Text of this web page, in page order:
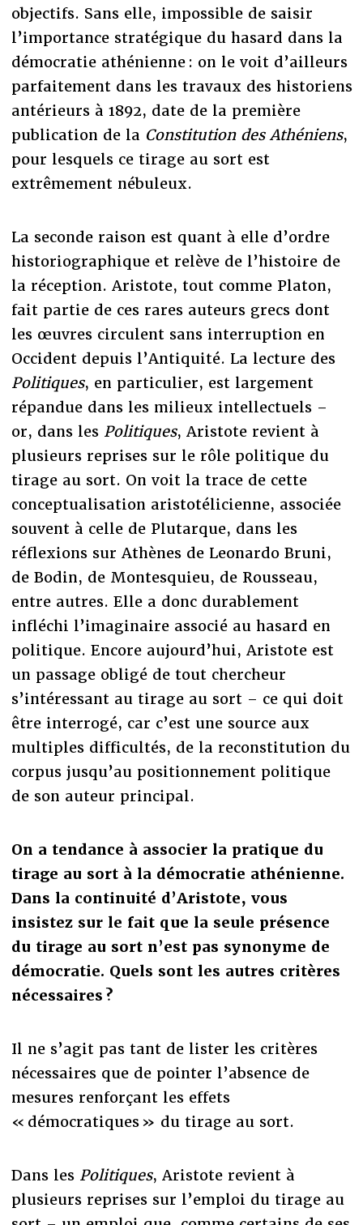
objectifs. Sans elle, impossible de saisir
l’importance stratégique du hasard dans la
démocratie athénienne : on le voit d’ailleurs
parfaitement dans les travaux des historiens
antérieurs à 1892, date de la première
publication de la Constitution des Athéniens,
pour lesquels ce tirage au sort est
extrêmement nébuleux.
La seconde raison est quant à elle d’ordre
historiographique et relève de l’histoire de
la réception. Aristote, tout comme Platon,
fait partie de ces rares auteurs grecs dont
les œuvres circulent sans interruption en
Occident depuis l’Antiquité. La lecture des
Politiques, en particulier, est largement
répandue dans les milieux intellectuels –
or, dans les Politiques, Aristote revient à
plusieurs reprises sur le rôle politique du
tirage au sort. On voit la trace de cette
conceptualisation aristotélicienne, associée
souvent à celle de Plutarque, dans les
réflexions sur Athènes de Leonardo Bruni,
de Bodin, de Montesquieu, de Rousseau,
entre autres. Elle a donc durablement
infléchi l’imaginaire associé au hasard en
politique. Encore aujourd’hui, Aristote est
un passage obligé de tout chercheur
s’intéressant au tirage au sort – ce qui doit
être interrogé, car c’est une source aux
multiples difficultés, de la reconstitution du
corpus jusqu’au positionnement politique
de son auteur principal.
On a tendance à associer la pratique du
tirage au sort à la démocratie athénienne.
Dans la continuité d’Aristote, vous
insistez sur le fait que la seule présence
du tirage au sort n’est pas synonyme de
démocratie. Quels sont les autres critères
nécessaires ?
Il ne s’agit pas tant de lister les critères
nécessaires que de pointer l’absence de
mesures renforçant les effets
« démocratiques » du tirage au sort.
Dans les Politiques, Aristote revient à
plusieurs reprises sur l’emploi du tirage au